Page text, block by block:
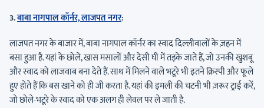
3.बाबा नागपाल कॉर्नर, लाजपत नगर:
लाजपत नगर के बाजार में, बाबा नागपाल कॉर्नर का स्वाद दिल्लीवालों के ज़हन में
बसा हुआ है. यहां के छोले, खास मसालों और देसी घी में तड़के जाते हैं, जो उनकी खुशबू
और स्वाद को लाजवाब बना देते हैं. साथ में मिलने वाले भटूरे भी इतने क्रिस्पी और फूले
हुए होते हैं कि बस खाने को ही जी करता है. यहां की इमली की चटनी भी ज़रूर ट्राई करें,
जो छोले-भटूरे के स्वाद को एक अलग ही लेवल पर ले जाती है.